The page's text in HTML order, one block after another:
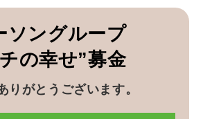
ソングループ
の幸せ”募金
りがとうございます。